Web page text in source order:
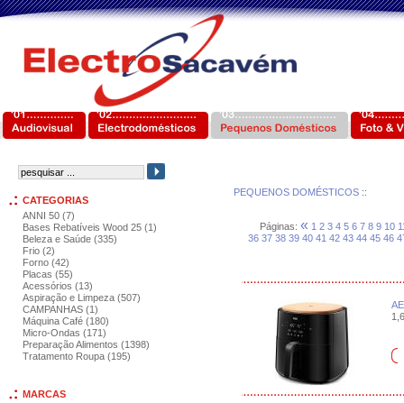
CATEGORIAS
ANNI 50 (7)
Bases Rebatíveis Wood 25 (1)
Beleza e Saúde (335)
Frio (2)
Forno (42)
Placas (55)
Acessórios (13)
Aspiração e Limpeza (507)
CAMPANHAS (1)
Máquina Café (180)
Micro-Ondas (171)
Preparação Alimentos (1398)
Tratamento Roupa (195)
MARCAS
PEQUENOS DOMÉSTICOS ::
Páginas: « 1 2 3 4 5 6 7 8 9 10
36 37 38 39 40 41 42 43 44 45 46